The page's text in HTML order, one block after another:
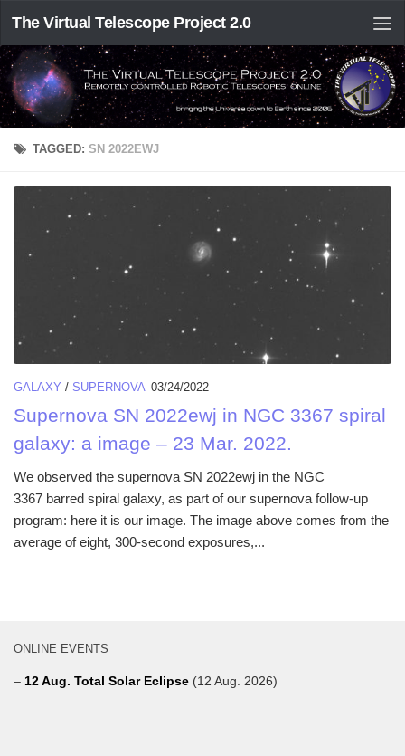
The Virtual Telescope Project 2.0
TAGGED:SN 2022EWJ
GALAXY / SUPERNOVA 03/24/2022
Supernova SN 2022ewj in NGC 3367 spiral
galaxy: a image – 23 Mar. 2022.
We observed the supernova SN 2022ewj in the NGC
3367 barred spiral galaxy, as part of our supernova follow-up
program: here it is our image. The image above comes from the
average of eight, 300-second exposures,...
ONLINE EVENTS
– 12 Aug. Total Solar Eclipse (12 Aug. 2026)